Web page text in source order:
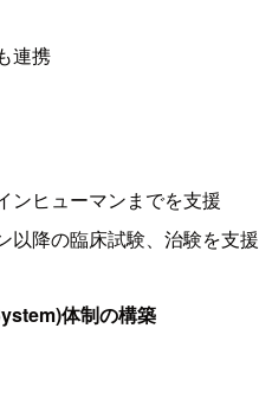
連携
ンヒューマンまでを支援
以降の臨床試験、治験を支援
体制の構築